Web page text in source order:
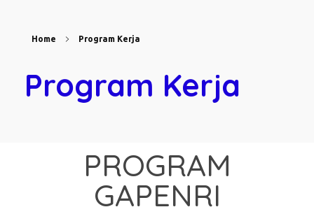
Home Program Kerja
Program Kerja
PROGRAM
GAPENRI